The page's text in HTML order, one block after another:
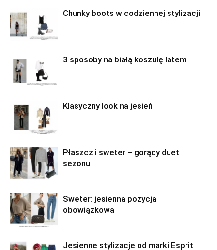
Chunky boots w codziennej stylizacji
3 sposoby na białą koszulę latem
Klasyczny look na jesień
Płaszcz i sweter – gorący duet
sezonu
Sweter: jesienna pozycja
obowiązkowa
Jesienne stylizacje od marki Esprit